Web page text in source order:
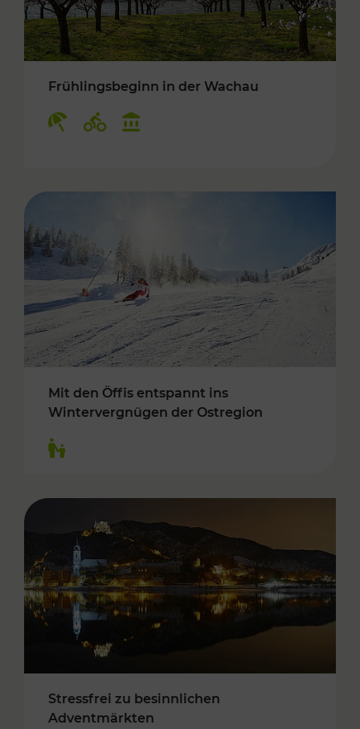
Frühlingsbeginn in der Wachau
Mit den Öffis entspannt ins
Wintervergnügen der Ostregion
Stressfrei zu besinnlichen
Adventmärkten